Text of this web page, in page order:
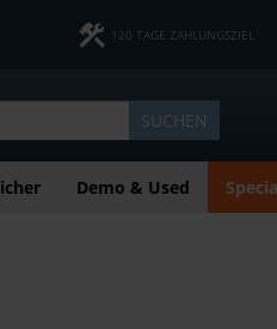
120 TAGE ZAHLUNGSZIEL
SUCHEN
Demo & Used